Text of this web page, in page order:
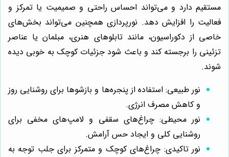
مستقیم دارد و می‌تواند احساس راحتی و صمیمیت یا تمرکز و
فعالیت را افزایش دهد. نورپردازی همچنین می‌تواند بخش‌های
خاصی از دکوراسیون، مانند تابلوهای هنری، مبلمان یا عناصر
تزئینی را برجسته کند و باعث شود جزئیات کوچک به خوبی دیده
شوند.
نور طبیعی: استفاده از پنجره‌ها و بازشوها برای روشنایی روز
و کاهش مصرف انرژی.
نور محیطی: چراغ‌های سقفی و لامپ‌های مخفی برای
روشنایی کلی و ایجاد حس آرامش.
نور تاکیدی: چراغ‌های کوچک و متمرکز برای جلب توجه به